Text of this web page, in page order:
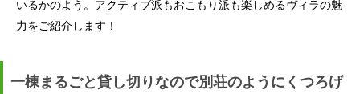
いるかのよう。アクティブ派もおこもり派も楽しめるヴィラの魅
力をご紹介します！
一棟まるごと貸し切りなので別荘のようにくつろげ